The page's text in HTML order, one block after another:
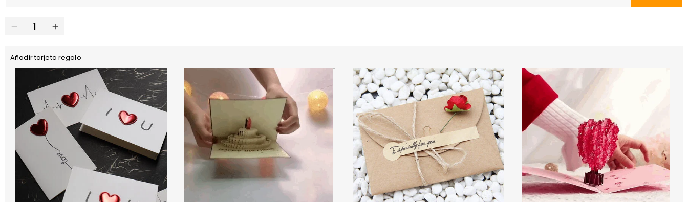
Añadir tarjeta regalo